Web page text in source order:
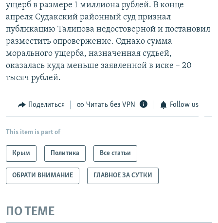
ущерб в размере 1 миллиона рублей. В конце
апреля Судакский районный суд признал
публикацию Талипова недостоверной и постановил
разместить опровержение. Однако сумма
морального ущерба, назначенная судьей,
оказалась куда меньше заявленной в иске – 20
тысяч рублей.
Поделиться Читать без VPN Follow us
This item is part of
Крым Политика Все статьи
ОБРАТИ ВНИМАНИЕ ГЛАВНОЕ ЗА СУТКИ
ПО ТЕМЕ